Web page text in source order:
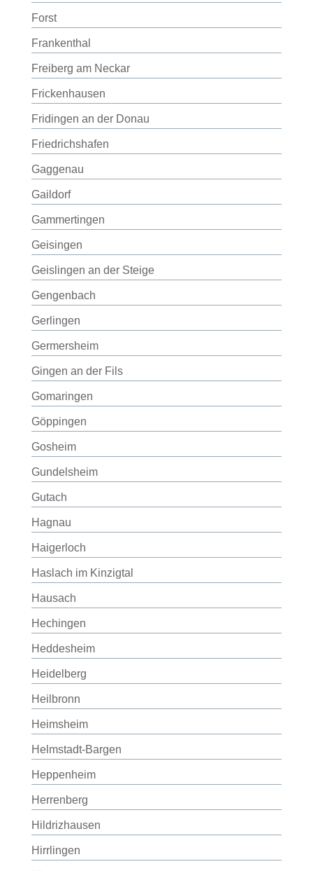
Forst
Frankenthal
Freiberg am Neckar
Frickenhausen
Fridingen an der Donau
Friedrichshafen
Gaggenau
Gaildorf
Gammertingen
Geisingen
Geislingen an der Steige
Gengenbach
Gerlingen
Germersheim
Gingen an der Fils
Gomaringen
Göppingen
Gosheim
Gundelsheim
Gutach
Hagnau
Haigerloch
Haslach im Kinzigtal
Hausach
Hechingen
Heddesheim
Heidelberg
Heilbronn
Heimsheim
Helmstadt-Bargen
Heppenheim
Herrenberg
Hildrizhausen
Hirrlingen